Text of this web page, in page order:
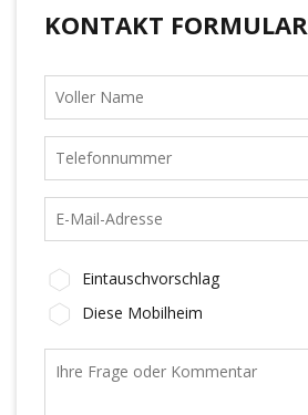
KONTAKT FORMULAR
Eintauschvorschlag
Diese Mobilheim